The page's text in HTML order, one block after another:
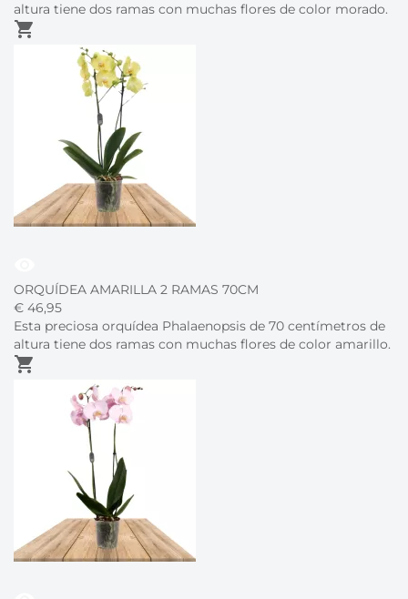
altura tiene dos ramas con muchas flores de color morado.
shopping_cart
ORQUÍDEA AMARILLA 2 RAMAS 70CM
€ 46,95
Esta preciosa orquídea Phalaenopsis de 70 centímetros de
altura tiene dos ramas con muchas flores de color amarillo.
shopping_cart